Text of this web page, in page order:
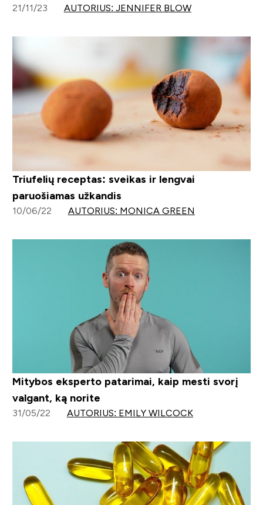
21/11/23 AUTORIUS: JENNIFER BLOW
Triufelių receptas: sveikas ir lengvai
paruošiamas užkandis
10/06/22 AUTORIUS: MONICA GREEN
Mitybos eksperto patarimai, kaip mesti svorį
valgant, ką norite
31/05/22 AUTORIUS: EMILY WILCOCK